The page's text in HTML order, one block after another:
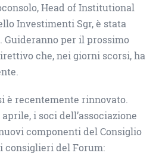
Head of Institutional
Investimenti Sgr, è stata
per il prossimo
che, nei giorni scorsi, ha
è recentemente rinnovato.
aprile, i soci dell’associazione
componenti del Consiglio
consiglieri del Forum: